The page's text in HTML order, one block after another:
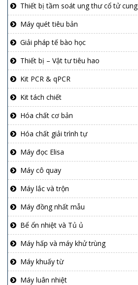
Thiết bị tầm soát ung thư cổ tử cung
Máy quét tiêu bản
Giải pháp tế bào học
Thiết bị – Vật tư tiêu hao
Kit PCR & qPCR
Kit tách chiết
Hóa chất cơ bản
Hóa chất giải trình tự
Máy đọc Elisa
Máy cô quay
Máy lắc và trộn
Máy đồng nhất mẫu
Bể ổn nhiệt và Tủ ủ
Máy hấp và máy khử trùng
Máy khuấy từ
Máy luân nhiệt